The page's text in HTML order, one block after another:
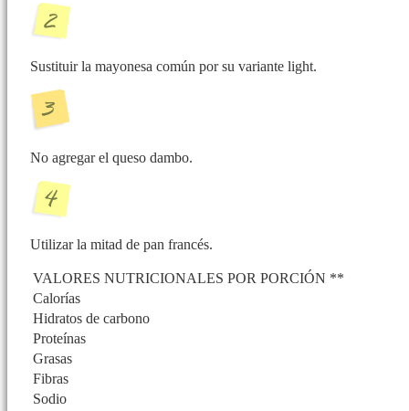
Sustituir la mayonesa común por su variante light.
No agregar el queso dambo.
Utilizar la mitad de pan francés.
VALORES NUTRICIONALES POR PORCIÓN **
Calorías
Hidratos de carbono
Proteínas
Grasas
Fibras
Sodio